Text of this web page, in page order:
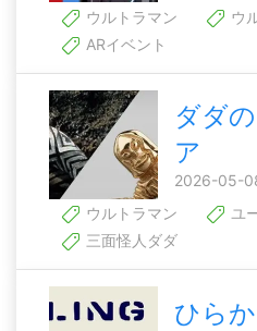
ウルトラマン
ウ
ARイベント
ダダ
ア
2026-05-
ウルトラマン
ユ
三面怪人ダダ
ひら